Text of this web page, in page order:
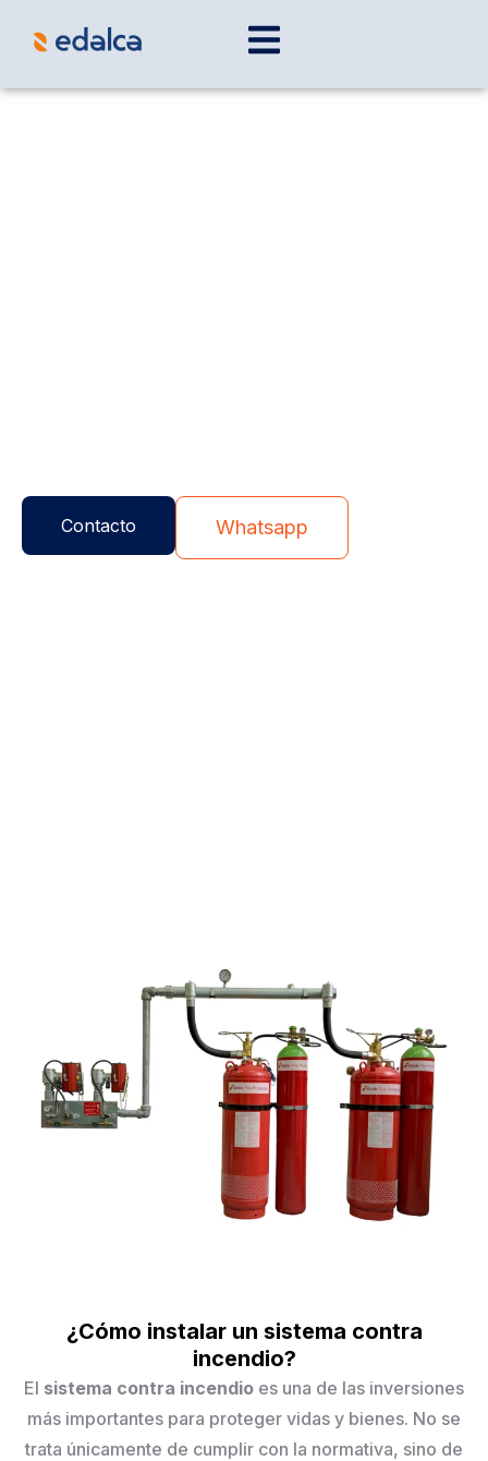
Contacto Whatsapp
¿Cómo instalar un sistema contra
incendio?
El sistema contra incendio es una de las inversiones
más importantes para proteger vidas y bienes. No se
trata únicamente de cumplir con la normativa, sino de